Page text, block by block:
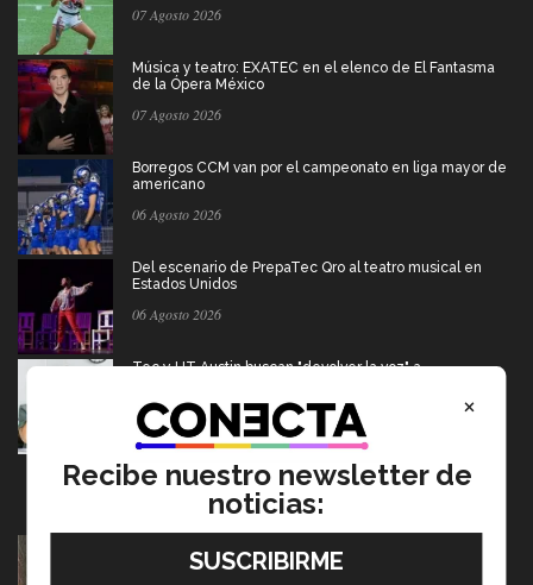
07 Agosto 2026
Música y teatro: EXATEC en el elenco de El Fantasma
de la Ópera México
07 Agosto 2026
Borregos CCM van por el campeonato en liga mayor de
americano
06 Agosto 2026
Del escenario de PrepaTec Qro al teatro musical en
Estados Unidos
06 Agosto 2026
Tec y UT Austin buscan "devolver la voz" a
05 Agosto 2026 ×
Recibe nuestro newsletter de
noticias: